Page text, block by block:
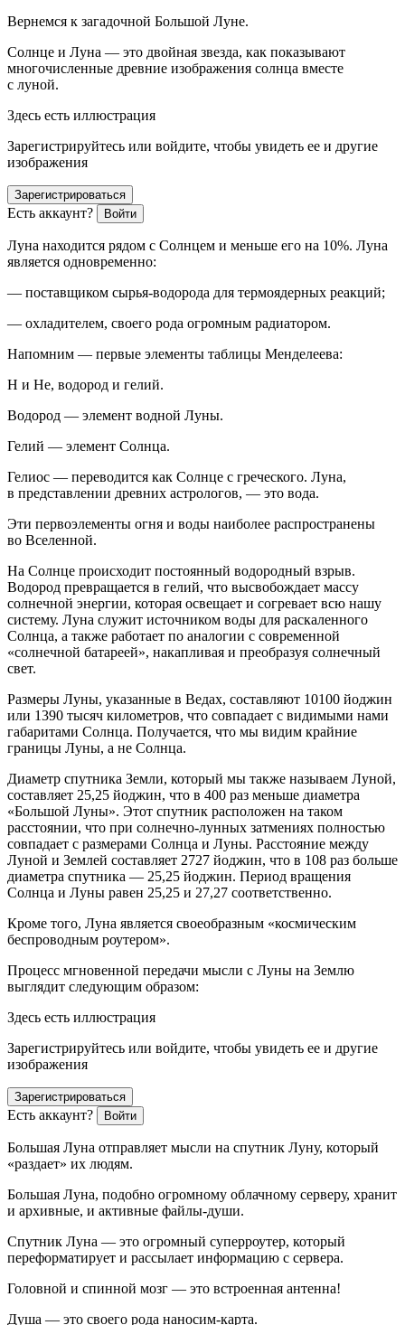
Вернемся к загадочной Большой Луне.
Солнце и Луна — это двойная звезда, как показывают
многочисленные древние изображения солнца вместе
с луной.
Здесь есть иллюстрация
Зарегистрируйтесь или войдите, чтобы увидеть ее и другие
изображения
Зарегистрироваться
Есть аккаунт? Войти
Луна находится рядом с Солнцем и меньше его на 10%. Луна
является одновременно:
— поставщиком сырья-водорода для термоядерных реакций;
— охладителем, своего рода огромным радиатором.
Напомним — первые элементы таблицы Менделеева:
H и He, водород и гелий.
Водород — элемент водной Луны.
Гелий — элемент Солнца.
Гелиос — переводится как Солнце с греческого. Луна,
в представлении древних астрологов, — это вода.
Эти первоэлементы огня и воды наиболее распространены
во Вселенной.
На Солнце происходит постоянный водородный взрыв.
Водород превращается в гелий, что высвобождает массу
солнечной энергии, которая освещает и согревает всю нашу
систему. Луна служит источником воды для раскаленного
Солнца, а также работает по аналогии с современной
«солнечной батареей», накапливая и преобразуя солнечный
свет.
Размеры Луны, указанные в Ведах, составляют 10100 йоджин
или 1390 тысяч километров, что совпадает с видимыми нами
габаритами Солнца. Получается, что мы видим крайние
границы Луны, а не Солнца.
Диаметр спутника Земли, который мы также называем Луной,
составляет 25,25 йоджин, что в 400 раз меньше диаметра
«Большой Луны». Этот спутник расположен на таком
расстоянии, что при солнечно-лунных затмениях полностью
совпадает с размерами Солнца и Луны. Расстояние между
Луной и Землей составляет 2727 йоджин, что в 108 раз больше
диаметра спутника — 25,25 йоджин. Период вращения
Солнца и Луны равен 25,25 и 27,27 соответственно.
Кроме того, Луна является своеобразным «космическим
беспроводным роутером».
Процесс мгновенной передачи мысли с Луны на Землю
выглядит следующим образом:
Здесь есть иллюстрация
Зарегистрируйтесь или войдите, чтобы увидеть ее и другие
изображения
Зарегистрироваться
Есть аккаунт? Войти
Большая Луна отправляет мысли на спутник Луну, который
«раздает» их людям.
Большая Луна, подобно огромному облачному серверу, хранит
и архивные, и активные файлы-души.
Спутник Луна — это огромный суперроутер, который
переформатирует и рассылает информацию с сервера.
Головной и спинной мозг — это встроенная антенна!
Душа — это своего рода наносим-карта.